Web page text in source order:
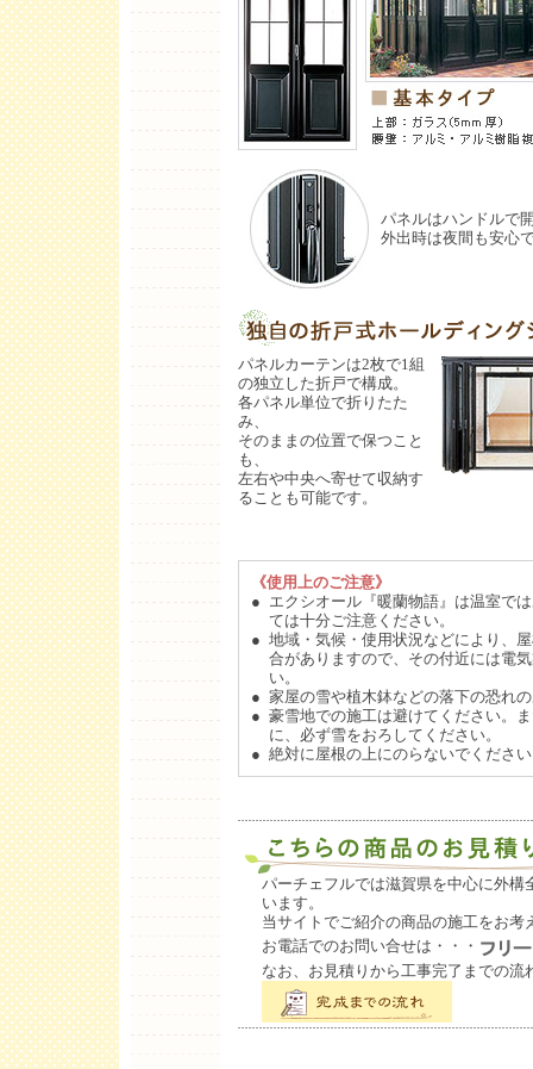
パネルはハンドルで
外出時は夜間も安心
パネルカーテンは2枚で1組
の独立した折戸で構成。
各パネル単位で折りたた
み、
そのままの位置で保つこと
も、
左右や中央へ寄せて収納す
ることも可能です。
《使用上のご注意》
● エクシオール『暖蘭物語』は温室で
ては十分ご注意ください。
● 地域・気候・使用状況などにより、
合がありますので、その付近には電
い。
● 家屋の雪や植木鉢などの落下の恐れ
● 豪雪地での施工は避けてください。
に、必ず雪をおろしてください。
● 絶対に屋根の上にのらないでくださ
パーチェフルでは滋賀県を中心に外
います。
当サイトでご紹介の商品の施工をお
お電話でのお問い合せは・・・
なお、お見積りから工事完了までの